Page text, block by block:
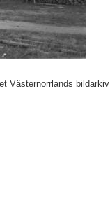
Västernorrlands bildarkiv